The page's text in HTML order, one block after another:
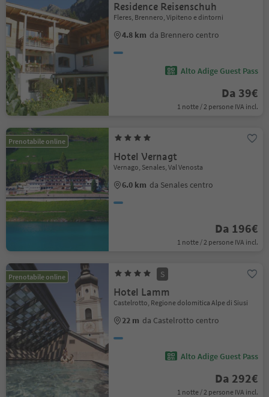
Residence Reisenschuh
Fleres, Brennero, Vipiteno e dintorni
4.8 km da Brennero centro
Alto Adige Guest Pass
Da 39€
1 notte / 2 persone IVA incl.
Prenotabile online
Hotel Vernagt
Vernago, Senales, Val Venosta
6.0 km da Senales centro
Da 196€
1 notte / 2 persone IVA incl.
Prenotabile online S
Hotel Lamm
Castelrotto, Regione dolomitica Alpe di Siusi
22 m da Castelrotto centro
Alto Adige Guest Pass
Da 292€
1 notte / 2 persone IVA incl.